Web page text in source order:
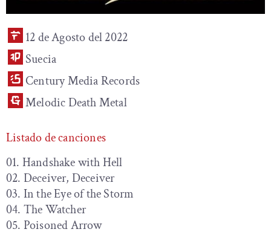
12 de Agosto del 2022
Suecia
Century Media Records
Melodic Death Metal
Listado de canciones
01. Handshake with Hell
02. Deceiver, Deceiver
03. In the Eye of the Storm
04. The Watcher
05. Poisoned Arrow